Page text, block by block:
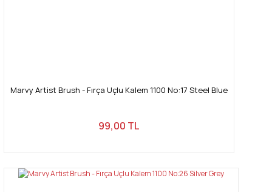
Marvy Artist Brush - Fırça Uçlu Kalem 1100 No:17 Steel Blue
99,00 TL